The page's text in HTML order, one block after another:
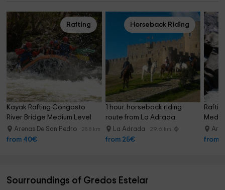
Rafting
Kayak Rafting Congosto
River Bridge Medium Level
Arenas De San Pedro 28.8 km
from 40€
Horseback Riding
1 hour. horseback riding
route from La Adrada
La Adrada 29.6 km
from 25€ from
Sourroundings of Gredos Estelar